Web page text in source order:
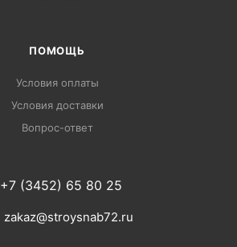
ПОМОЩЬ
Условия оплаты
Условия доставки
Вопрос-ответ
+7 (3452) 65 80 25
zakaz@stroysnab72.ru